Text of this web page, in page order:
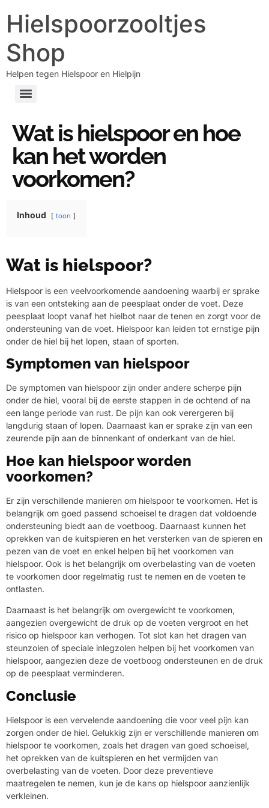
Hielspoorzooltjes
Shop
Helpen tegen Hielspoor en Hielpijn
Wat is hielspoor en hoe
kan het worden
voorkomen?
Inhoud toon
Wat is hielspoor?
Hielspoor is een veelvoorkomende aandoening waarbij er sprake
is van een ontsteking aan de peesplaat onder de voet. Deze
peesplaat loopt vanaf het hielbot naar de tenen en zorgt voor de
ondersteuning van de voet. Hielspoor kan leiden tot ernstige pijn
onder de hiel bij het lopen, staan of sporten.
Symptomen van hielspoor
De symptomen van hielspoor zijn onder andere scherpe pijn
onder de hiel, vooral bij de eerste stappen in de ochtend of na
een lange periode van rust. De pijn kan ook verergeren bij
langdurig staan of lopen. Daarnaast kan er sprake zijn van een
zeurende pijn aan de binnenkant of onderkant van de hiel.
Hoe kan hielspoor worden
voorkomen?
Er zijn verschillende manieren om hielspoor te voorkomen. Het is
belangrijk om goed passend schoeisel te dragen dat voldoende
ondersteuning biedt aan de voetboog. Daarnaast kunnen het
oprekken van de kuitspieren en het versterken van de spieren en
pezen van de voet en enkel helpen bij het voorkomen van
hielspoor. Ook is het belangrijk om overbelasting van de voeten
te voorkomen door regelmatig rust te nemen en de voeten te
ontlasten.
Daarnaast is het belangrijk om overgewicht te voorkomen,
aangezien overgewicht de druk op de voeten vergroot en het
risico op hielspoor kan verhogen. Tot slot kan het dragen van
steunzolen of speciale inlegzolen helpen bij het voorkomen van
hielspoor, aangezien deze de voetboog ondersteunen en de druk
op de peesplaat verminderen.
Conclusie
Hielspoor is een vervelende aandoening die voor veel pijn kan
zorgen onder de hiel. Gelukkig zijn er verschillende manieren om
hielspoor te voorkomen, zoals het dragen van goed schoeisel,
het oprekken van de kuitspieren en het vermijden van
overbelasting van de voeten. Door deze preventieve
maatregelen te nemen, kun je de kans op hielspoor aanzienlijk
verkleinen.